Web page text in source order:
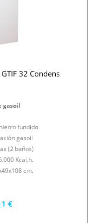
32 Condens
gasoil
fundido
gasoil
(2 baños)
Kcal.h.
cm.
€